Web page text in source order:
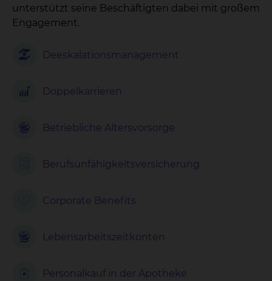
unterstützt seine Beschäftigten dabei mit großem
Engagement.
Deeskalationsmanagement
Doppelkarrieren
Betriebliche Altersvorsorge
Berufsunfähigkeitsversicherung
Corporate Benefits
Lebensarbeitszeitkonten
Personalkauf in der Apotheke